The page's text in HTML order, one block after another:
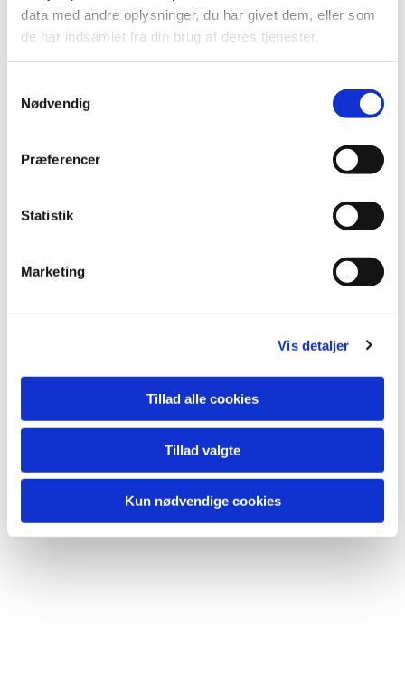
data med andre oplysninger, du har givet dem, eller som
de har indsamlet fra din brug af deres tjenester.
Nødvendig
Præferencer
Statistik
Marketing
Vis detaljer
Tillad alle cookies
Tillad valgte
Kun nødvendige cookies